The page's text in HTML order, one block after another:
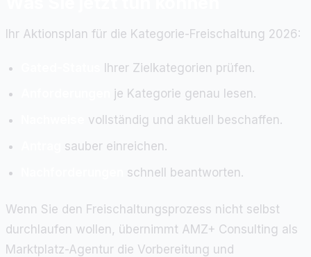
Ihr Aktionsplan für die Kategorie-Freischaltung 2026:
Ihrer Zielkategorien prüfen.
je Kategorie genau lesen.
vollständig und aktuell beschaffen.
sauber einreichen.
schnell beantworten.
Wenn Sie den Freischaltungsprozess nicht selbst
durchlaufen wollen, übernimmt AMZ+ Consulting als
Marktplatz-Agentur die Vorbereitung und